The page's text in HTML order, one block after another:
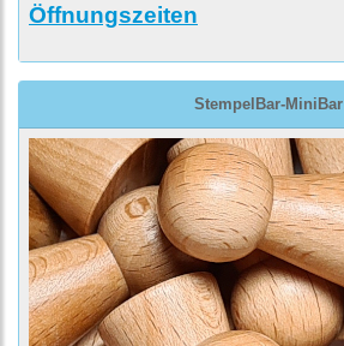
Öffnungszeiten
StempelBar-MiniBar